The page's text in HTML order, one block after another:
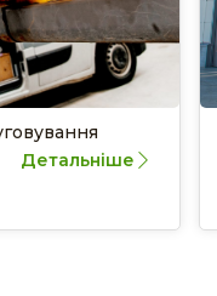
Детальніше